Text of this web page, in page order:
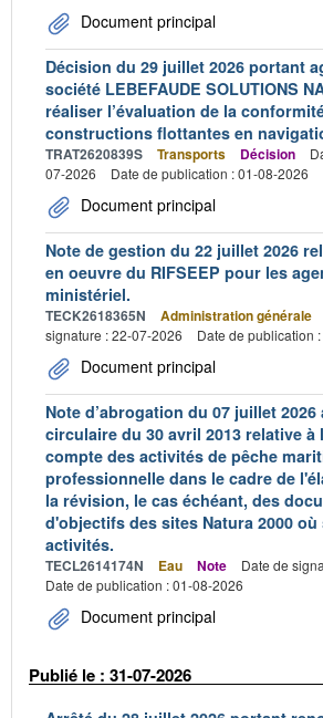
Document principal
Décision du 29 juillet 2026 portant
société LEBEFAUDE SOLUTIONS
réaliser l’évaluation de la
constructions flottantes en
TRAT2620839S Transports Décision
07-2026
Date de publication : 01-08-2026
Document principal
Note de gestion du 22 juillet 2026
en oeuvre du RIFSEEP pour les
ministériel.
TECK2618365N Administration générale
signature : 22-07-2026
Date de publication
Document principal
Note d’abrogation du 07 juillet
circulaire du 30 avril 2013 relative à
compte des activités de pêche
professionnelle dans le cadre de
la révision, le cas échéant, des
d'objectifs des sites Natura 2000
activités.
TECL2614174N Eau Note
Date de
Date de publication : 01-08-2026
Document principal
Publié le : 31-07-2026